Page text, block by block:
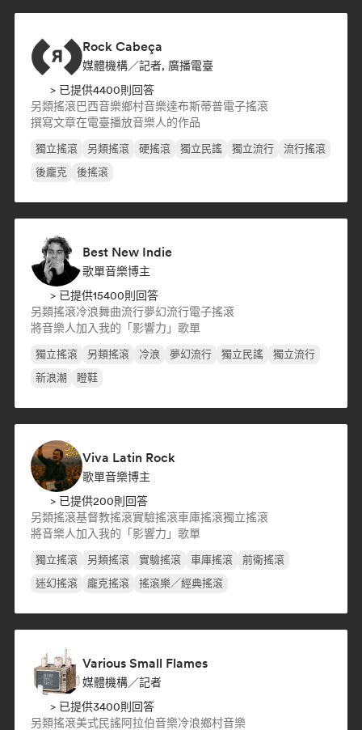
Rock Cabeça
媒體機構／記者, 廣播電臺
> 已提供4400則回答
另類搖滾巴西音樂鄉村音樂達布斯蒂普電子搖滾
撰寫文章在電臺播放音樂人的作品
獨立搖滾 另類搖滾 硬搖滾 獨立民謠 獨立流行
流行搖滾
後龐克
後搖滾
Best New Indie
歌單音樂博主
> 已提供15400則回答
另類搖滾冷浪舞曲流行夢幻流行電子搖滾
將音樂人加入我的「影響力」歌單
獨立搖滾 另類搖滾 冷浪 夢幻流行 獨立民謠
獨立流行
新浪潮
瞪鞋
Viva Latin Rock
歌單音樂博主
> 已提供200則回答
另類搖滾基督教搖滾實驗搖滾車庫搖滾獨立搖滾
將音樂人加入我的「影響力」歌單
獨立搖滾 另類搖滾 實驗搖滾 車庫搖滾
前衛搖滾
迷幻搖滾
龐克搖滾 搖滾樂／經典搖滾
Various Small Flames
媒體機構／記者
> 已提供3400則回答
另類搖滾美式民謠阿拉伯音樂冷浪鄉村音樂